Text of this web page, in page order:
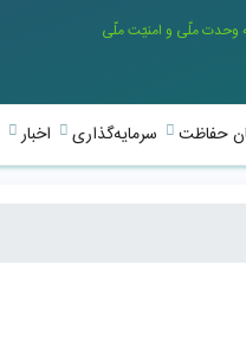
وحدت ملّی و امنیّت ملّی
حفاظت سرمایه‌گذاری اخبار